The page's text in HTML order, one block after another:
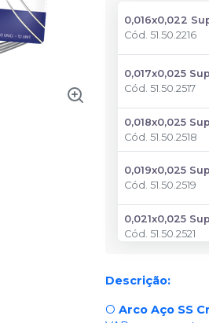
0,016x0,022
Cód.51.50.2216
0,017x0,025
Cód.51.50.2517
0,018x0,025
Cód.51.50.2518
0,019x0,025
Cód.51.50.2519
0,021x0,025
Cód.51.50.2521
Cód.52.50.2216
0,017x0,025
Descrição:
OArco Aço SS